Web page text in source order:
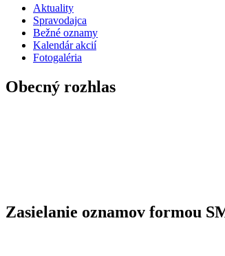
Aktuality
Spravodajca
Bežné oznamy
Kalendár akcií
Fotogaléria
Obecný rozhlas
Zasielanie oznamov formou